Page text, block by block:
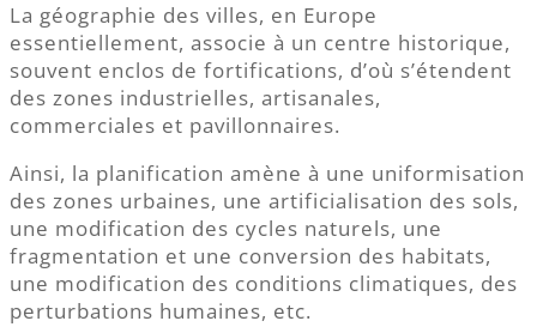
La géographie des villes, en Europe
essentiellement, associe à un centre historique,
souvent enclos de fortifications, d’où s’étendent
des zones industrielles, artisanales,
commerciales et pavillonnaires.
Ainsi, la planification amène à une uniformisation
des zones urbaines, une artificialisation des sols,
une modification des cycles naturels, une
fragmentation et une conversion des habitats,
une modification des conditions climatiques, des
perturbations humaines, etc.